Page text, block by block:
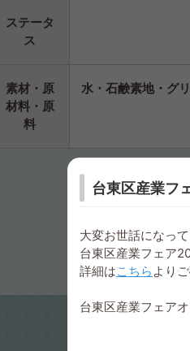
ステータ
ス
素材・原
材料・原
料
水・石鹸素地・グ
台東区産業フ
大変お世話になっ
台東区産業フェア
詳細はこちら より
台東区産業フェア